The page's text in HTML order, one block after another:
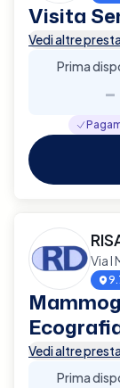
Visita
Vedi altre
Prima
-
Via I
Vedi altre
Prima